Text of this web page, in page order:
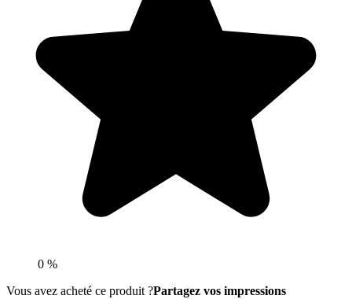
0 %
Vous avez acheté ce produit ?Partagez vos impressions